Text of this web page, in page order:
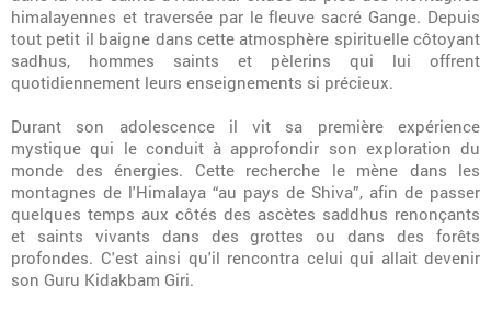
himalayennes et traversée par le fleuve sacré Gange. Depuis
tout petit il baigne dans cette atmosphère spirituelle côtoyant
sadhus, hommes saints et pèlerins qui lui offrent
quotidiennement leurs enseignements si précieux.
Durant son adolescence il vit sa première expérience
mystique qui le conduit à approfondir son exploration du
monde des énergies. Cette recherche le mène dans les
montagnes de l'Himalaya “au pays de Shiva”, afin de passer
quelques temps aux côtés des ascètes saddhus renonçants
et saints vivants dans des grottes ou dans des forêts
profondes. C'est ainsi qu'il rencontra celui qui allait devenir
son Guru Kidakbam Giri.